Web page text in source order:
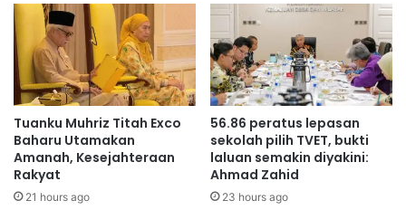
f
R
M
8
7
0
,
0
0
0
M
a
n
a
n
K
R
T
S
e
b
a
Tuanku Muhriz Titah Exco
Baharu Utamakan
Amanah, Kesejahteraan
Rakyat
21 hours ago
56.86 peratus lepasan
sekolah pilih TVET, bukti
laluan semakin diyakini:
Ahmad Zahid
23 hours ago